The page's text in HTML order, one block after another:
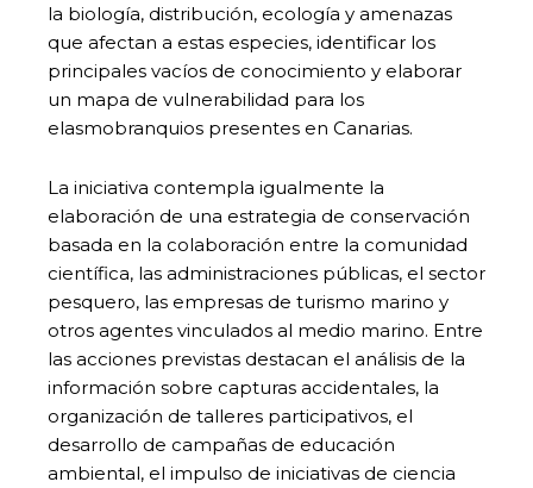
la biología, distribución, ecología y amenazas
que afectan a estas especies, identificar los
principales vacíos de conocimiento y elaborar
un mapa de vulnerabilidad para los
elasmobranquios presentes en Canarias.
La iniciativa contempla igualmente la
elaboración de una estrategia de conservación
basada en la colaboración entre la comunidad
científica, las administraciones públicas, el sector
pesquero, las empresas de turismo marino y
otros agentes vinculados al medio marino. Entre
las acciones previstas destacan el análisis de la
información sobre capturas accidentales, la
organización de talleres participativos, el
desarrollo de campañas de educación
ambiental, el impulso de iniciativas de ciencia